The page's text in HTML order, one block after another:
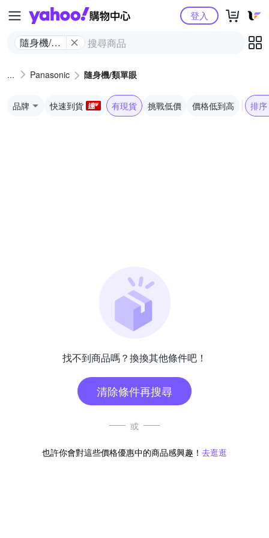
Yahoo購物中心
隨身機/類
登入
Panasonic 隨身機/類單眼
品牌 快速到貨 有現貨 挑戰低價 價格低到高 排序
找不到商品嗎？換換其他條件吧！
清除條件再搜尋
或
也許你會對這些價格優惠中的商品感興趣！ 去逛逛